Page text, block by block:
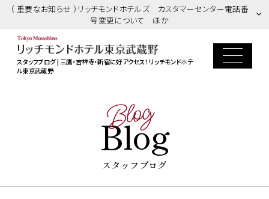
（ 重要なお知らせ ）リッチモンドホテルズ カスタマーセンター電話番
号変更について ほか
スタッフブログ | 三鷹・吉祥寺・新宿に好アクセス！ リッチモンドホテ
ル東京武蔵野
Blog
Blog
スタッフブログ